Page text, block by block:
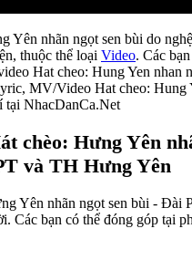
Yên nhãn ngọt sen bùi do
thuộc thể loại Video. Các
Hat cheo: Hung Yen nhan
MV/Video Hat cheo: Hung
tại NhacDanCa.Net
chèo: Hưng Yên
và TH Hưng Yên
Yên nhãn ngọt sen bùi - Đài
Các bạn có thể đóng góp tại